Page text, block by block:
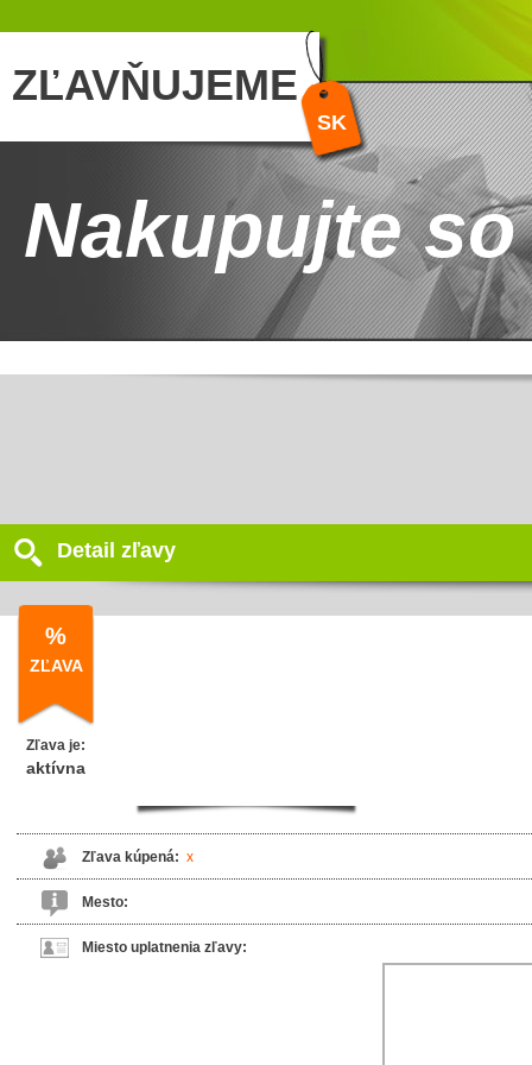
ZĽAVŇUJEME
SK
Nakupujte
Detail zľavy
%
ZĽAVA
Zľava je:
aktívna
Zľava kúpená: x
Mesto:
Miesto uplatnenia zľavy: